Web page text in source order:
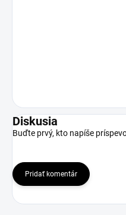
Diskusia
Buďte prvý, kto napíše
Pridať komentár